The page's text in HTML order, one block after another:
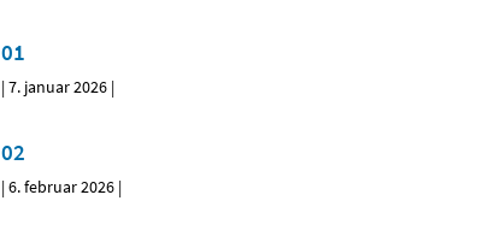
01
|7. januar 2026 |
02
|6. februar 2026 |